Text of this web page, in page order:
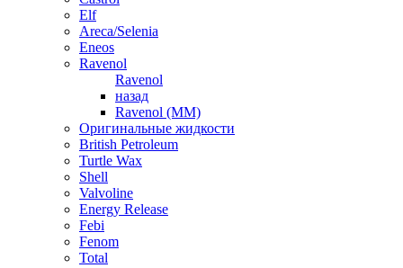
Elf
Areca/Selenia
Eneos
Ravenol
Ravenol
назад
Ravenol (ММ)
Оригинальные жидкости
British Petroleum
Turtle Wax
Shell
Valvoline
Energy Release
Febi
Fenom
Total